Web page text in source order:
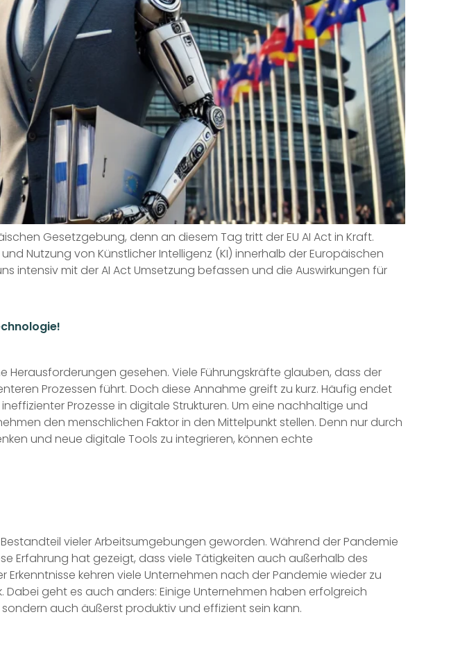
Gesetzgebung, denn an diesem Tag tritt der EU AI Act in Kraft.
Nutzung von Künstlicher Intelligenz (KI) innerhalb der Europäischen
intensiv mit der AI Act Umsetzung befassen und die Auswirkungen für
Herausforderungen gesehen. Viele Führungskräfte glauben, dass der
Prozessen führt. Doch diese Annahme greift zu kurz. Häufig endet
Prozesse in digitale Strukturen. Um eine nachhaltige und
den menschlichen Faktor in den Mittelpunkt stellen. Denn nur durch
und neue digitale Tools zu integrieren, können echte
vieler Arbeitsumgebungen geworden. Während der Pandemie
Erfahrung hat gezeigt, dass viele Tätigkeiten auch außerhalb des
kehren viele Unternehmen nach der Pandemie wieder zu
geht es auch anders: Einige Unternehmen haben erfolgreich
auch äußerst produktiv und effizient sein kann.